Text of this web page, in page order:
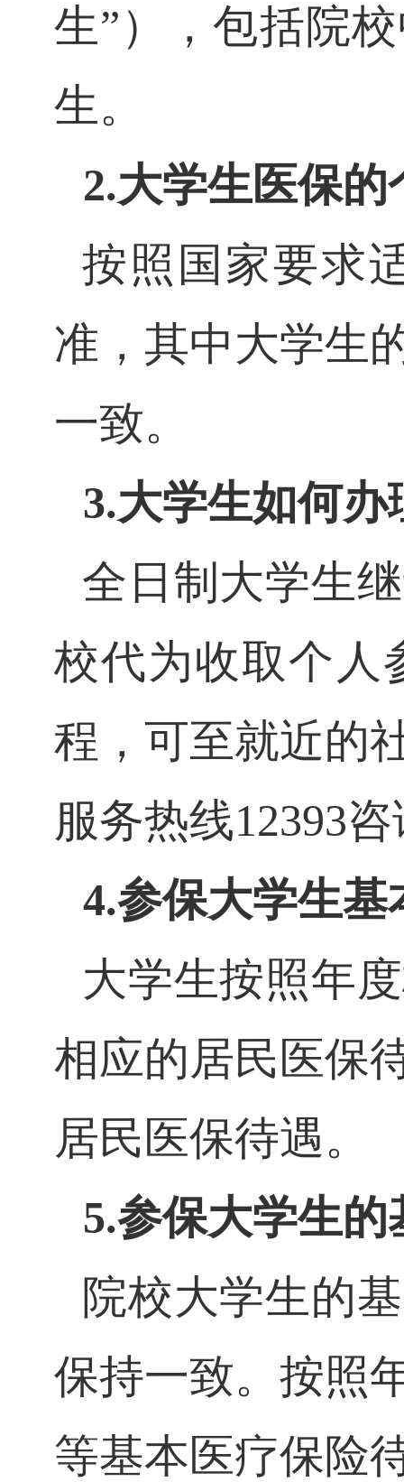
生”），包括院
生。
2.大学生医保
按照国家要求
准，其中大学生
一致。
3.大学生如何
全日制大学生
校代为收取个人
程，可至就近的
服务热线12393
4.参保大学生
大学生按照年
相应的居民医保
居民医保待遇。
5.参保大学生
院校大学生的
保持一致。按照
等基本医疗保险